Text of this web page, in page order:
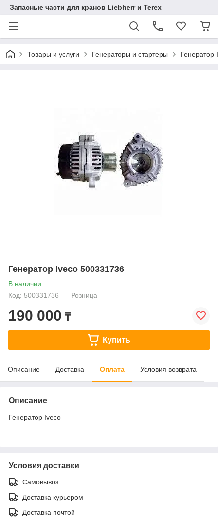
Запасные части для кранов Liebherr и Terex
Товары и услуги Генераторы и стартеры Генератор
Генератор Iveco 500331736
В наличии
Код: 500331736
Розница
190 000 ₸
Купить
Описание Доставка Оплата Условия возврата
Описание
Генератор Iveco
Условия доставки
Самовывоз
Доставка курьером
Доставка почтой